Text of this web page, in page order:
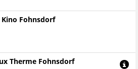
Kino Fohnsdorf
Therme Fohnsdorf